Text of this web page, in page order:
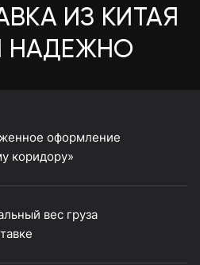
ИЗ КИТАЯ
НАДЕЖНО
оформление
коридору»
вес груза